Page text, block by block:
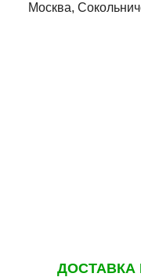
Москва,
ДОСТАВКА